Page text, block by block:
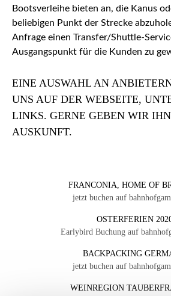
Bootsverleihe bieten an, die Kanus
beliebigen Punkt der Strecke
Anfrage einen Transfer/Shuttle-
Ausgangspunkt für die Kunden zu
EINE AUSWAHL AN
UNS AUF DER WEBSEITE,
LINKS. GERNE GEBEN WIR
AUSKUNFT.
FRANCONIA, HOME OF
jetzt buchen auf
OSTERFERIEN
Earlybird Buchung auf
BACKPACKING
jetzt buchen auf
WEINREGION